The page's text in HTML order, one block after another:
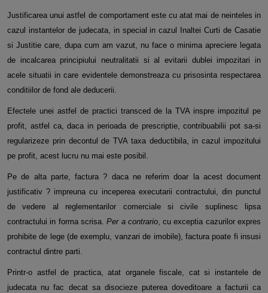
Justificarea unui astfel de comportament este cu atat mai de neinteles in
cazul instantelor de judecata, in special in cazul Inaltei Curti de Casatie
si Justitie care, dupa cum am vazut, nu face o minima apreciere legata
de incalcarea principiului neutralitatii si al evitarii dublei impozitari in
acele situatii in care evidentele demonstreaza cu prisosinta respectarea
conditiilor de fond ale deducerii.
Efectele unei astfel de practici transced de la TVA inspre impozitul pe
profit, astfel ca, daca in perioada de prescriptie, contribuabilii pot sa-si
regularizeze prin decontul de TVA taxa deductibila, in cazul impozitului
pe profit, acest lucru nu mai este posibil.
Pe de alta parte, factura ? daca ne referim doar la acest document
justificativ ? impreuna cu inceperea executarii contractului, din punctul
de vedere al reglementarilor comerciale si civile suplinesc lipsa
contractului in forma scrisa.Per a contrario, cu exceptia cazurilor expres
prohibite de lege (de exemplu, vanzari de imobile), factura poate fi insusi
contractul dintre parti.
Printr-o astfel de practica, atat organele fiscale, cat si instantele de
judecata nu fac decat sa disocieze puterea doveditoare a facturii ca